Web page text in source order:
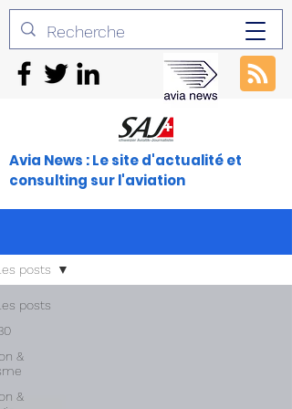
Avia News : Le site d'actualité et
consulting sur l'aviation
posts
&
&
posts